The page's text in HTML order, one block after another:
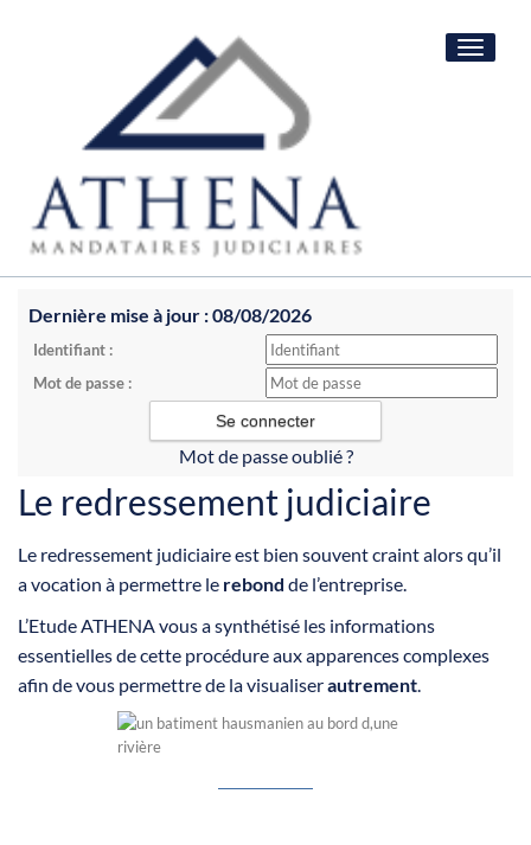
Toggle
Dernière mise à jour : 08/08/2026
Identifiant :
Mot de passe :
Mot de passe oublié ?
Le redressement judiciaire
Le redressement judiciaire est bien souvent craint alors qu’il
a vocation à permettre le rebond de l’entreprise.
L’Etude ATHENA vous a synthétisé les informations
essentielles de cette procédure aux apparences complexes
afin de vous permettre de la visualiserautrement.